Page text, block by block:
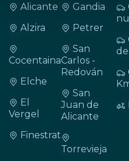
Alicante
Alzira
Cocentaina
Elche
El
Vergel
Finestrat
Gandia
Petrer
San
Carlos -
Redován
San
Juan de
Alicante
Torrevieja